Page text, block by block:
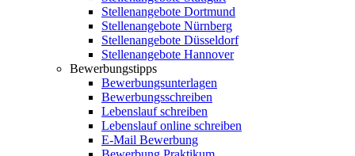
Stellenangebote Dortmund
Stellenangebote Nürnberg
Stellenangebote Düsseldorf
Stellenangebote Hannover
Bewerbungstipps
Bewerbungsunterlagen
Bewerbungsschreiben
Lebenslauf schreiben
Lebenslauf online schreiben
E-Mail Bewerbung